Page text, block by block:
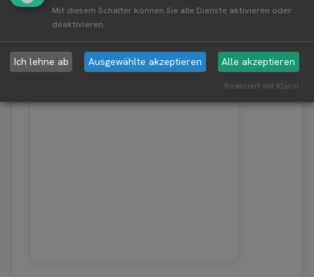
Erntewetter für Esslingen am Neckar
Aktuelles Wetter in der Umgebung von Esslingen am
Neckar
Mit diesem Schalter können Sie alle Dienste aktivieren oder
deaktivieren.
Ich lehne ab Ausgewählte akzeptieren Alle akzeptieren
Realisiert mit Klaro!